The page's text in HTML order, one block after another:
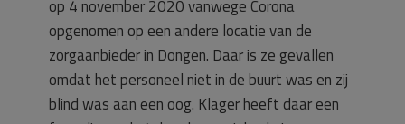
op 4 november 2020 vanwege Corona
opgenomen op een andere locatie van de
zorgaanbieder in Dongen. Daar is ze gevallen
omdat het personeel niet in de buurt was en zij
blind was aan een oog. Klager heeft daar een